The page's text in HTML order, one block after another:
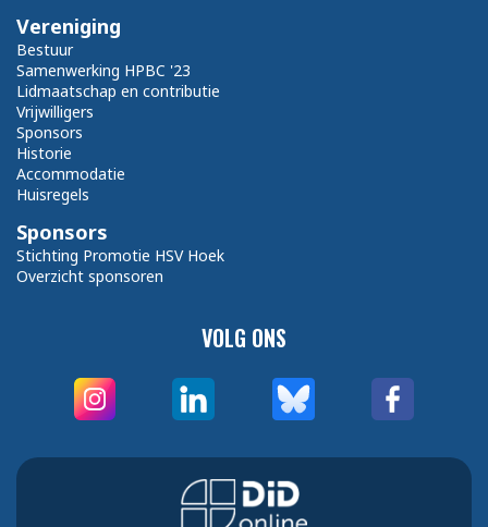
VOLG ONS
Vereniging
Bestuur
Samenwerking HPBC '23
Lidmaatschap en contributie
Vrijwilligers
Sponsors
Historie
Accommodatie
Huisregels
Sponsors
Stichting Promotie HSV Hoek
Overzicht sponsoren